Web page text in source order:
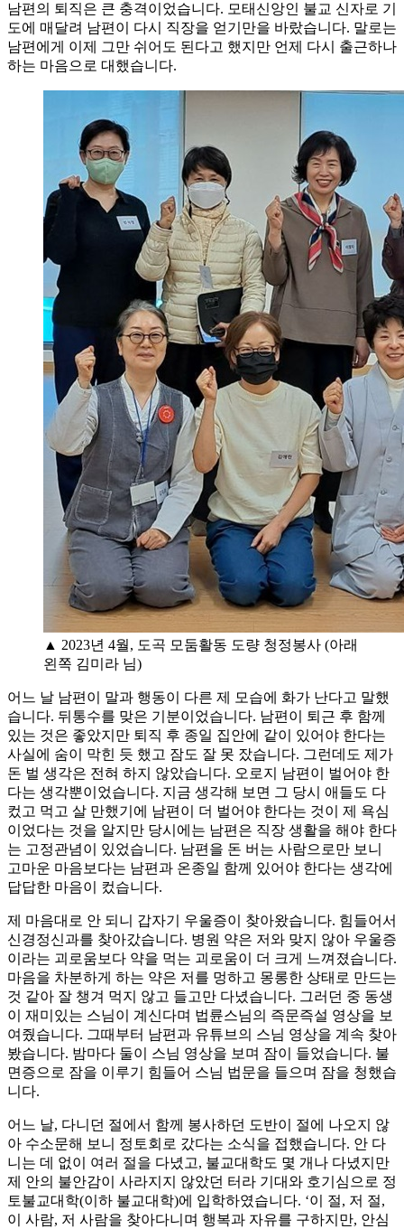
남편의 퇴직은 큰 충격이었습니다. 모태신앙인 불교 신자로 기
도에 매달려 남편이 다시 직장을 얻기만을 바랐습니다. 말로는
남편에게 이제 그만 쉬어도 된다고 했지만 언제 다시 출근하나
하는 마음으로 대했습니다.
▲ 2023년 4월, 도곡 모둠활동 도량 청정봉사 (아래
왼쪽 김미라 님)
어느 날 남편이 말과 행동이 다른 제 모습에 화가 난다고 말했
습니다. 뒤통수를 맞은 기분이었습니다. 남편이 퇴근 후 함께
있는 것은 좋았지만 퇴직 후 종일 집안에 같이 있어야 한다는
사실에 숨이 막힌 듯 했고 잠도 잘 못 잤습니다. 그런데도 제가
돈 벌 생각은 전혀 하지 않았습니다. 오로지 남편이 벌어야 한
다는 생각뿐이었습니다. 지금 생각해 보면 그 당시 애들도 다
컸고 먹고 살 만했기에 남편이 더 벌어야 한다는 것이 제 욕심
이었다는 것을 알지만 당시에는 남편은 직장 생활을 해야 한다
는 고정관념이 있었습니다. 남편을 돈 버는 사람으로만 보니
고마운 마음보다는 남편과 온종일 함께 있어야 한다는 생각에
답답한 마음이 컸습니다.
제 마음대로 안 되니 갑자기 우울증이 찾아왔습니다. 힘들어서
신경정신과를 찾아갔습니다. 병원 약은 저와 맞지 않아 우울증
이라는 괴로움보다 약을 먹는 괴로움이 더 크게 느껴졌습니다.
마음을 차분하게 하는 약은 저를 멍하고 몽롱한 상태로 만드는
것 같아 잘 챙겨 먹지 않고 들고만 다녔습니다. 그러던 중 동생
이 재미있는 스님이 계신다며 법륜스님의 즉문즉설 영상을 보
여줬습니다. 그때부터 남편과 유튜브의 스님 영상을 계속 찾아
봤습니다. 밤마다 둘이 스님 영상을 보며 잠이 들었습니다. 불
면증으로 잠을 이루기 힘들어 스님 법문을 들으며 잠을 청했습
니다.
어느 날, 다니던 절에서 함께 봉사하던 도반이 절에 나오지 않
아 수소문해 보니 정토회로 갔다는 소식을 접했습니다. 안 다
니는 데 없이 여러 절을 다녔고, 불교대학도 몇 개나 다녔지만
제 안의 불안감이 사라지지 않았던 터라 기대와 호기심으로 정
토불교대학(이하 불교대학)에 입학하였습니다. ‘이 절, 저 절,
이 사람, 저 사람을 찾아다니며 행복과 자유를 구하지만, 안심